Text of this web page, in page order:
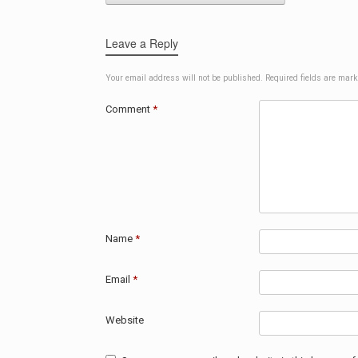
Leave a Reply
Your email address will not be published. Required fields are
Comment *
Name *
Email *
Website